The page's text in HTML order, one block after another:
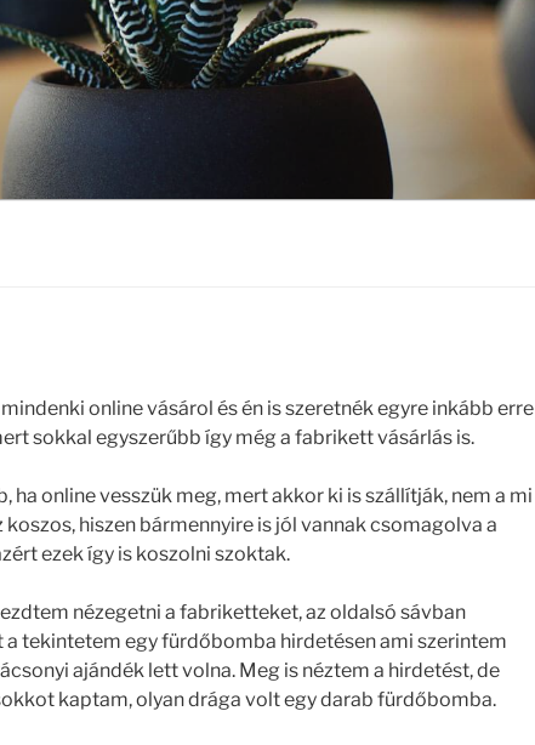
online vásárol és én is szeretnék egyre inkább erre
sokkal egyszerűbb így még a fabrikett vásárlás is.
ha online vesszük meg, mert akkor ki is szállítják, nem a mi
koszos, hiszen bármennyire is jól vannak csomagolva a
ezek így is koszolni szoktak.
nézegetni a fabriketteket, az oldalsó sávban
a tekintetem egy fürdőbomba hirdetésen ami szerintem
ajándék lett volna. Meg is néztem a hirdetést, de
kaptam, olyan drága volt egy darab fürdőbomba.